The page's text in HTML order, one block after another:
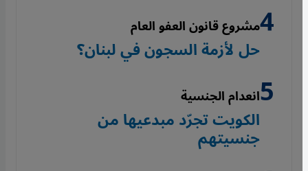
مشروع قانون العفو العام
حل لأزمة السجون في لبنان؟
انعدام الجنسية
الكويت تجرّد مبدعيها من
جنسيتهم